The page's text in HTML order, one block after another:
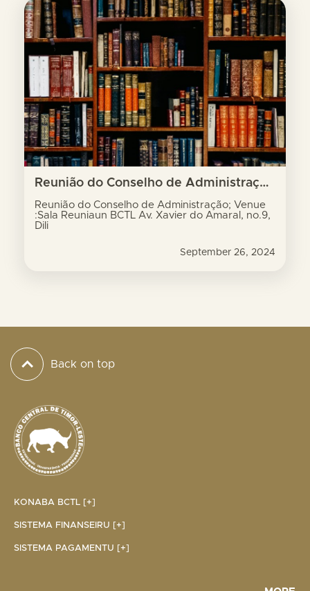
Reunião do Conselho de Administração; Venue :Sala Reuniaun BCTL Av. Xavier do Amaral, no.9, Dili
Reunião do Conselho de Administração; Venue
:Sala Reuniaun BCTL Av. Xavier do Amaral, no.9,
Dili
September 26, 2024
Back on top
KONABA BCTL [+]
SISTEMA FINANSEIRU [+]
SISTEMA PAGAMENTU [+]